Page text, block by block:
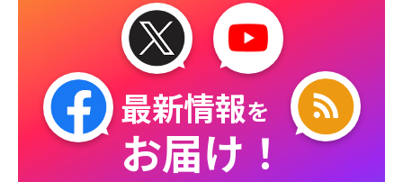
最新情報を
お届け！